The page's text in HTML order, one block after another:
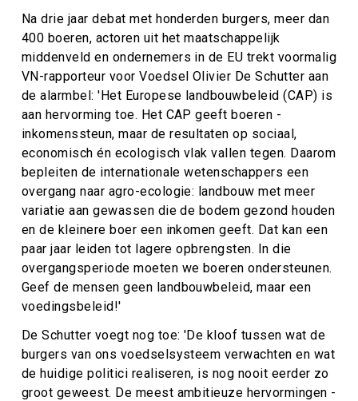
Na drie jaar debat met honderden burgers, meer dan
400 boeren, actoren uit het maatschappelijk
middenveld en ondernemers in de EU trekt voormalig
VN-rapporteur voor Voedsel Olivier De Schutter aan
de alarmbel: 'Het Europese landbouwbeleid (CAP) is
aan hervorming toe. Het CAP geeft boeren ­
inkomenssteun, maar de resultaten op sociaal,
economisch én ecologisch vlak vallen tegen. Daarom
bepleiten de internationale wetenschappers een
overgang naar agro-ecologie: landbouw met meer
variatie aan gewassen die de bodem gezond houden
en de kleinere boer een inkomen geeft. Dat kan een
paar jaar leiden tot lagere opbrengsten. In die
overgangsperiode moeten we boeren ondersteunen.
Geef de mensen geen landbouwbeleid, maar een
voedingsbeleid!'
De Schutter voegt nog toe: 'De kloof tussen wat de
burgers van ons voedselsysteem verwachten en wat
de huidige politici realiseren, is nog nooit eerder zo
groot geweest. De meest ambitieuze hervormingen -